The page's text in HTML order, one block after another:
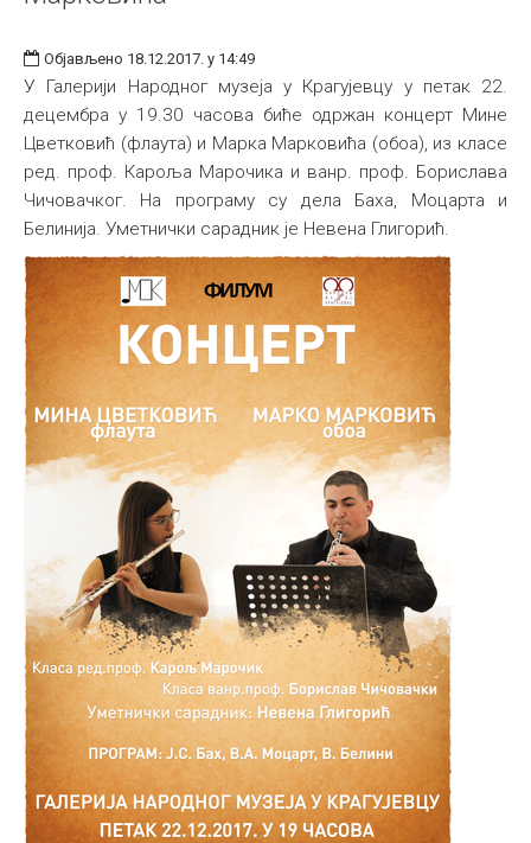
Објављено 18.12.2017. у 14:49
У Галерији Народног музеја у Крагујевцу у петак 22.
децембра у 19.30 часова биће одржан концерт Мине
Цветковић (флаута) и Марка Марковића (обоа), из класе
ред. проф. Кароља Марочика и ванр. проф. Борислава
Чичовачког. На програму су дела Баха, Моцарта и
Белинија. Уметнички сарадник је Невена Глигорић.